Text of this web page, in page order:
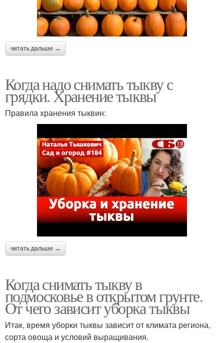
читать дальше →
Когда надо снимать тыкву с
грядки. Хранение тыквы
Правила хранения тыквин:
читать дальше →
Когда снимать тыкву в
подмосковье в открытом грунте.
От чего зависит уборка тыквы
Итак, время уборки тыквы зависит от климата региона,
сорта овоща и условий выращивания.